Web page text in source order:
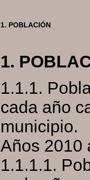
1. POBLACIÓN
1.
1.1.1.
cada año
municipio.
Años 2010
1.1.1.1.